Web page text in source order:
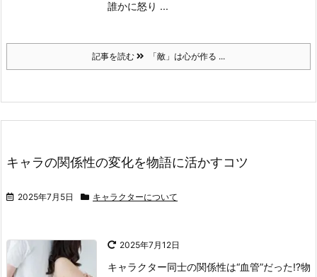
誰かに怒り ...
記事を読む 「敵」は心が作る ...
キャラの関係性の変化を物語に活かすコツ
2025年7月5日 キャラクターについて
2025年7月12日
キャラクター同士の関係性は“血管”だった⁉物